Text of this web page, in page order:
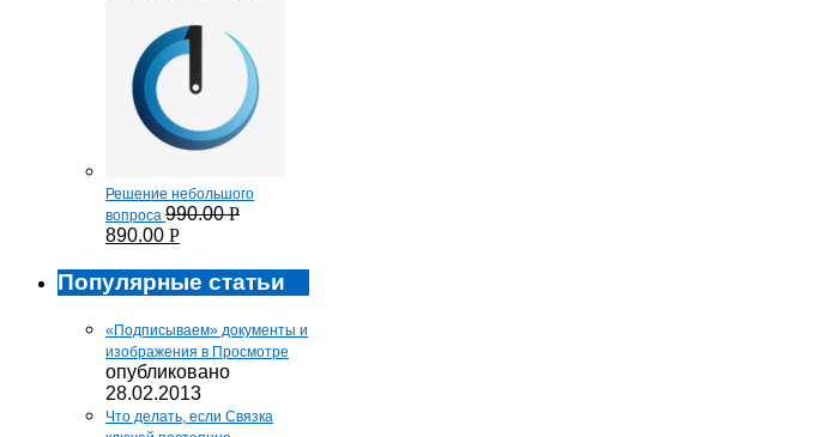
Решение небольшого
вопроса 990.00Р
890.00 Р
Популярные статьи
«Подписываем» документы и
изображения в Просмотре
опубликовано
28.02.2013
Что делать, если Связка